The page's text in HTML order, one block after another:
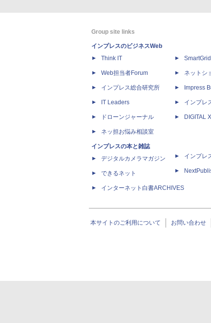
Group site links
インプレスのビジネスWeb
Think IT
Web担当者Forum
インプレス総合研究所
IT Leaders
ドローンジャーナル
ネッ担お悩み相談室
インプレスの本と雑誌
デジタルカメラマガジン
できるネット
インターネット白書ARCHIVES
ネットシ
Impress
インプレ
DIGITAL
インプレ
本サイトのご利用について お問い合わせ